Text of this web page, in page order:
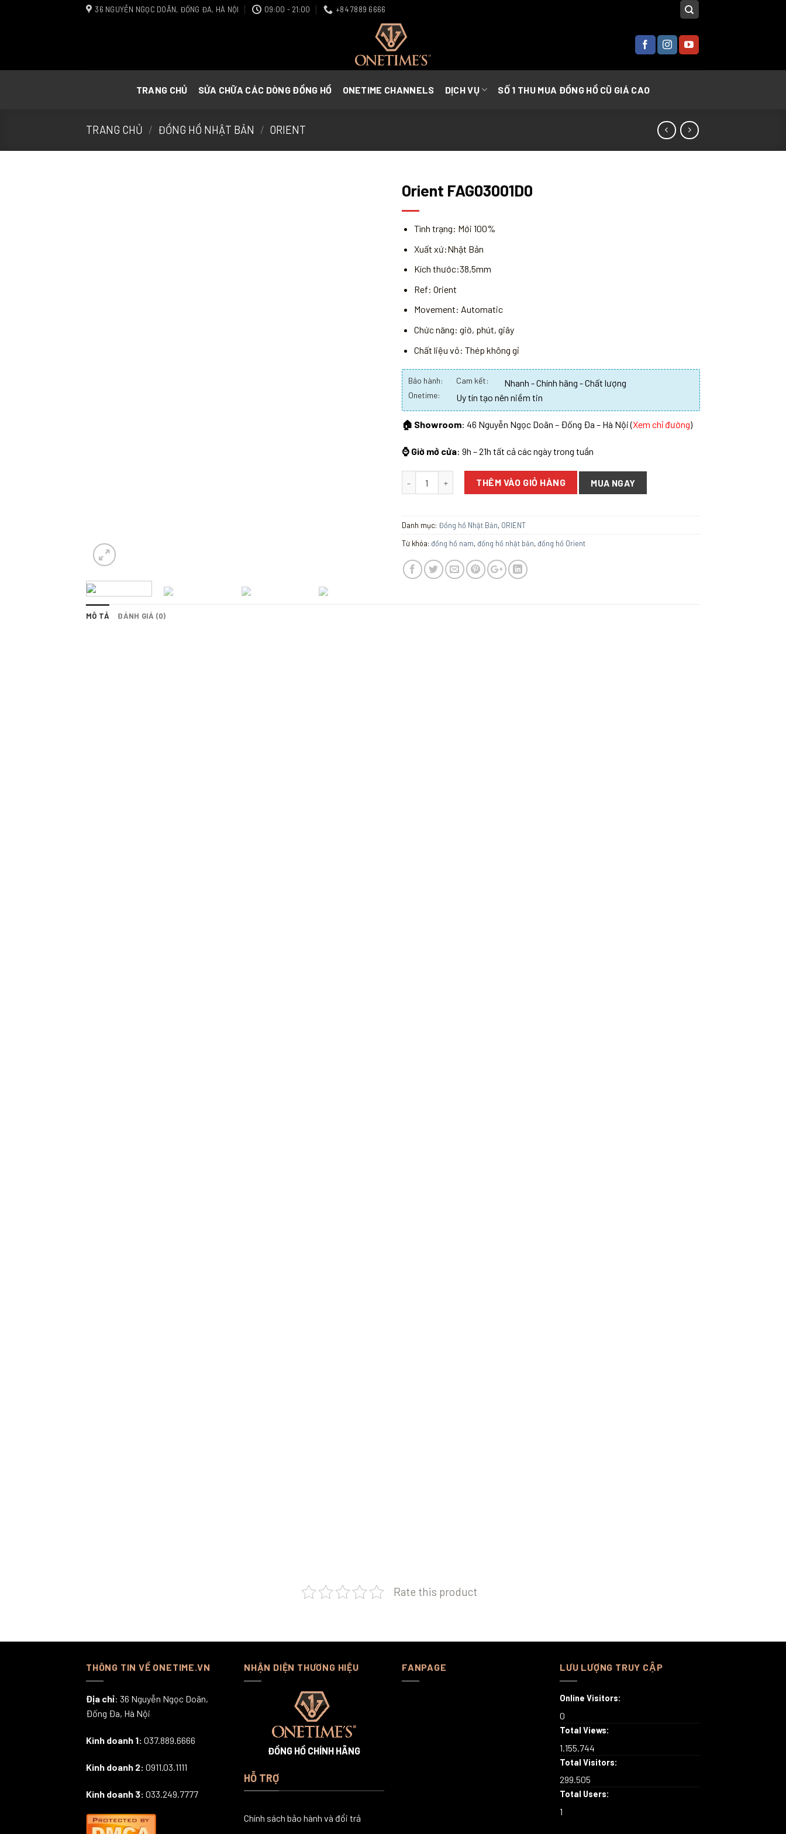
36 NGUYỄN NGỌC DOÃN, ĐỐNG ĐA, HÀ NỘI 09:00 - 21:00 +84 7889 6666
TRANG CHỦ SỬA CHỮA CÁC DÒNG ĐỒNG HỒ ONETIME CHANNELS DỊCH VỤ SỐ 1 THU MUA ĐỒNG HỒ CŨ GIÁ CAO
TRANG CHỦ / ĐỒNG HỒ NHẬT BẢN / ORIENT
Orient FAG03001D0
Tình trạng: Mới 100%
Xuất xứ:Nhật Bản
Kích thước:38,5mm
Ref: Orient
Movement: Automatic
Chức năng: giờ, phút, giây
Chất liệu vỏ: Thép không gỉ
Bảo hành: Cam kết: Nhanh - Chính hãng - Chất lượng
Onetime: Uy tín tạo nên niềm tin
🏠 Showroom: 46 Nguyễn Ngọc Doãn – Đống Đa – Hà Nội (Xem chỉ đường)
⌚ Giờ mở cửa: 9h – 21h tất cả các ngày trong tuần
THÊM VÀO GIỎ HÀNG MUA NGAY
Danh mục: Đồng hồ Nhật Bản, ORIENT
Từ khóa: đồng hồ nam,đồng hồ nhật bản,đồng hồ Orient
MÔ TẢ ĐÁNH GIÁ (0)
Rate this product
THÔNG TIN VỀ ONETIME.VN
Địa chỉ: 36 Nguyễn Ngọc Doãn,
Đống Đa, Hà Nội
Kinh doanh 1: 037.889.6666
Kinh doanh 2: 0911.03.1111
Kinh doanh 3: 033.249.7777
NHẬN DIỆN THƯƠNG HIỆU
ĐỒNG HỒ CHÍNH HÃNG
HỖ TRỢ
Chính sách bảo hành và đổi trả
FANPAGE LƯU LƯỢNG TRUY CẬP
Online Visitors:
0
Total Views:
1.155.744
Total Visitors:
299.505
Total Users:
1